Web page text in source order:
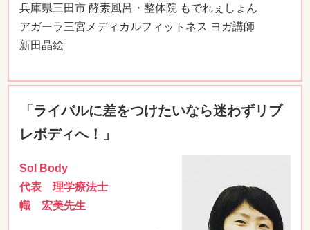
兵庫県三田市 酵素風呂・整体院 もでれぇしょん
アガーラ三宮メディカルフィットネス ヨガ講師
新田晶絵
「ライバルに差をつけたいなら迷わずリブ
レボディへ！」
Sol Body
代表 理学療法士
幟 宏美先生